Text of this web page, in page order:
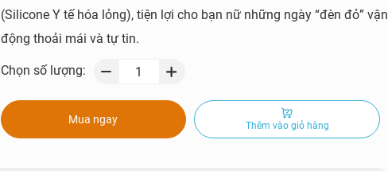
(Silicone Y tế hóa lỏng), tiện lợi cho bạn nữ những ngày “đèn đỏ” vận
động thoải mái và tự tin.
Chọn số lượng:
Mua ngay Thêm vào giỏ hàng